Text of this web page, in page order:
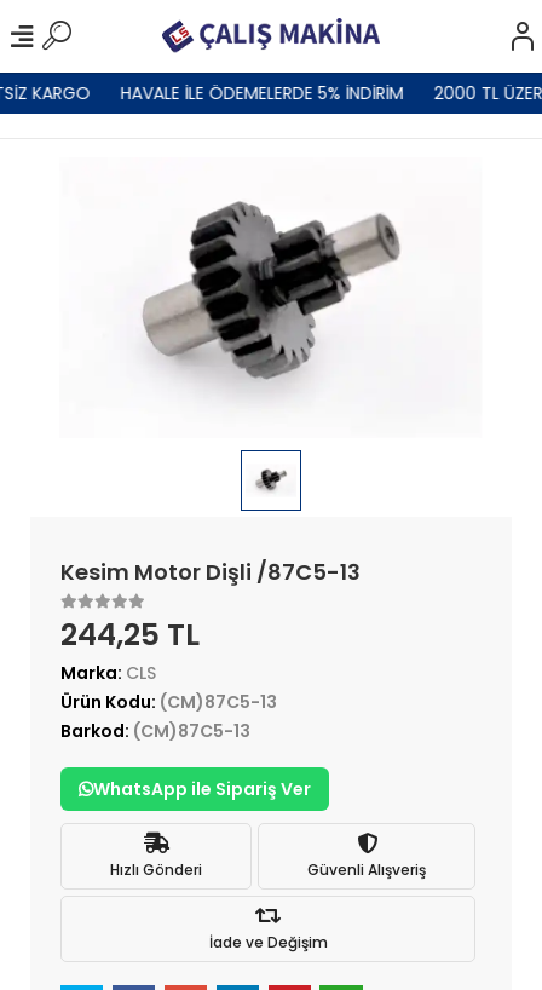
KARGO HAVALE İLE ÖDEMELERDE 5% İNDİRİM 2000 TL
Kesim Motor Dişli /87C5-13
244,25 TL
Marka: CLS
Ürün Kodu: (CM)87C5-13
Barkod: (CM)87C5-13
WhatsApp ile Sipariş Ver
Hızlı Gönderi Güvenli Alışveriş
İade ve Değişim